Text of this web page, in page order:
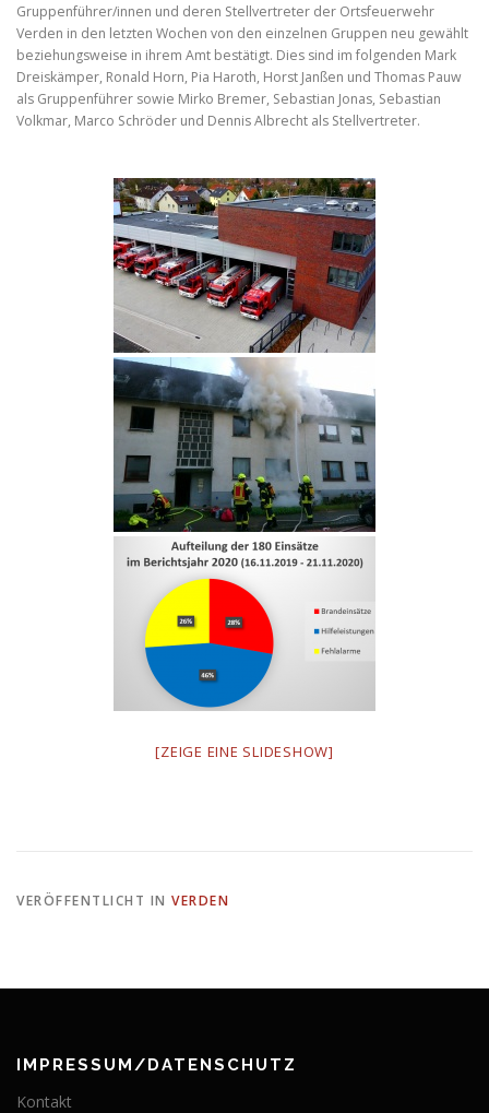
Gruppenführer/innen und deren Stellvertreter der Ortsfeuerwehr
Verden in den letzten Wochen von den einzelnen Gruppen neu gewählt
beziehungsweise in ihrem Amt bestätigt. Dies sind im folgenden Mark
Dreiskämper, Ronald Horn, Pia Haroth, Horst Janßen und Thomas Pauw
als Gruppenführer sowie Mirko Bremer, Sebastian Jonas, Sebastian
Volkmar, Marco Schröder und Dennis Albrecht als Stellvertreter.
[ZEIGE EINE SLIDESHOW]
VERÖFFENTLICHT IN VERDEN
IMPRESSUM/DATENSCHUTZ
Kontakt